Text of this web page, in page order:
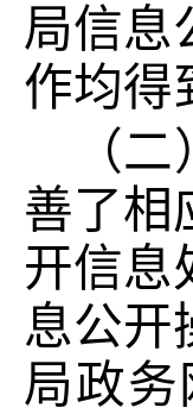
局信息
作均得
（
善了相
开信息
息公开
局政